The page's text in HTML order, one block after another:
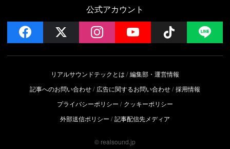
公式アカウント
facebook instagramYouTube Follow
リアルサウンドテックとは
編集部・運営情報
記事へのお問い合わせ
広告に関するお問い合わせ 採用情報
プライバシーポリシー
クッキーポリシー
外部送信ポリシー
記事配信先メディア
© realsound.jp